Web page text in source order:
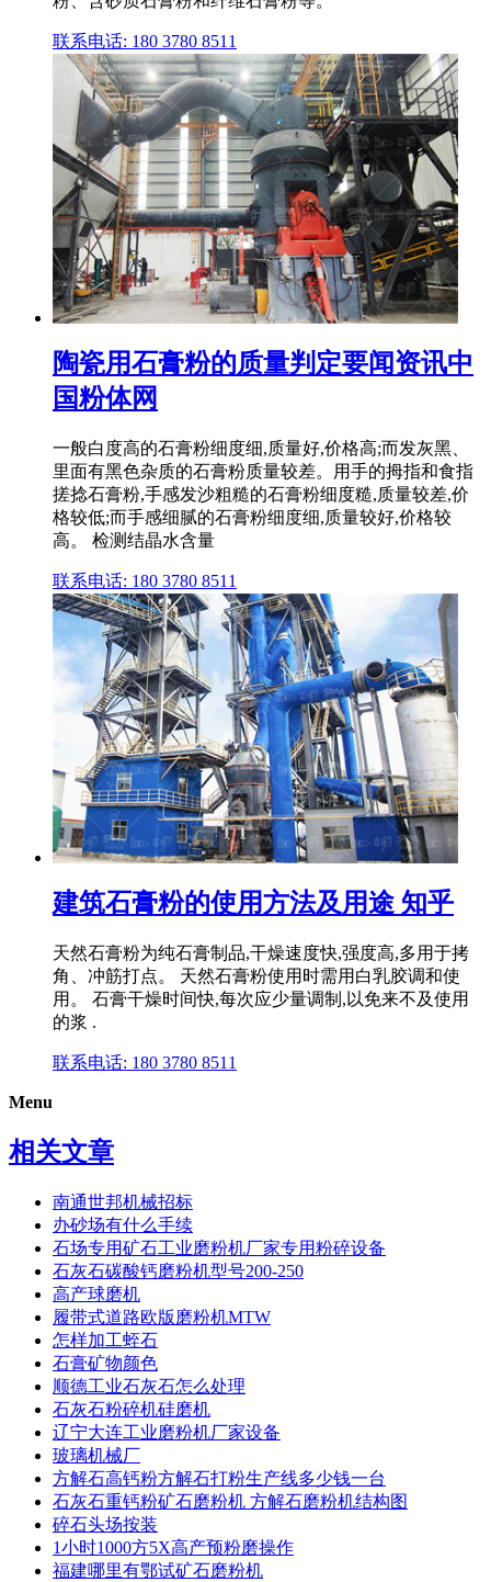
联系电话: 180 3780 8511
陶瓷用石膏粉的质量判定要闻资讯中
国粉体网
一般白度高的石膏粉细度细,质量好,价格高;而发灰黑、
里面有黑色杂质的石膏粉质量较差。用手的拇指和食指
搓捻石膏粉,手感发沙粗糙的石膏粉细度糙,质量较差,价
格较低;而手感细腻的石膏粉细度细,质量较好,价格较
高。 检测结晶水含量
联系电话: 180 3780 8511
建筑石膏粉的使用方法及用途 知乎
天然石膏粉为纯石膏制品,干燥速度快,强度高,多用于拷
角、冲筋打点。 天然石膏粉使用时需用白乳胶调和使
用。 石膏干燥时间快,每次应少量调制,以免来不及使用
的浆 .
联系电话: 180 3780 8511
Menu
相关文章
南通世邦机械招标
办砂场有什么手续
石场专用矿石工业磨粉机厂家专用粉碎设备
石灰石碳酸钙磨粉机型号200-250
高产球磨机
履带式道路欧版磨粉机MTW
怎样加工蛭石
石膏矿物颜色
顺德工业石灰石怎么处理
石灰石粉碎机硅磨机
辽宁大连工业磨粉机厂家设备
玻璃机械厂
方解石高钙粉方解石打粉生产线多少钱一台
石灰石重钙粉矿石磨粉机 方解石磨粉机结构图
碎石头场按装
1小时1000方5X高产预粉磨操作
福建哪里有鄂试矿石磨粉机